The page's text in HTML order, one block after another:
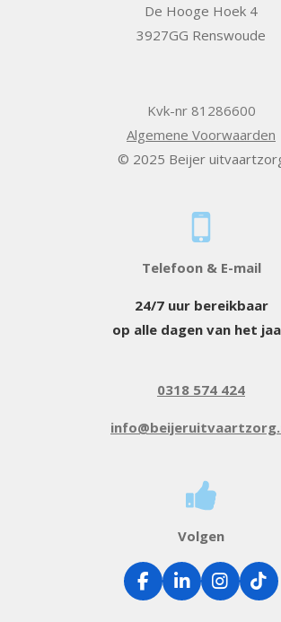
De Hooge Hoek 4
3927GG Renswoude
Kvk-nr 81286600
Algemene Voorwaarden
© 2025 Beijer
Telefoon & E-mail
24/7 uur bereikbaar
op alle dagen van het
0318 574 424
Volgen
F
a
L
i
I
n
T
i